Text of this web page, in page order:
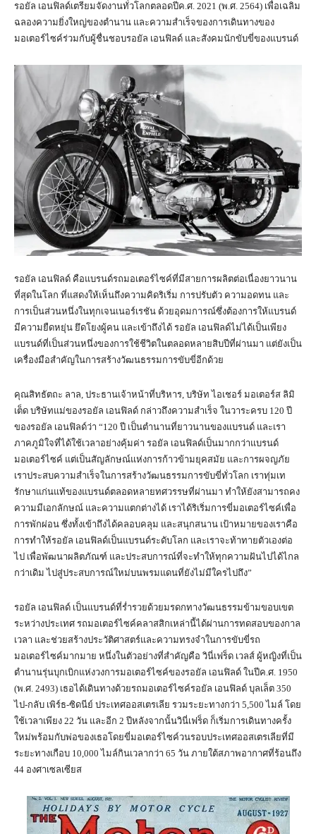
รอยัล เอนฟิลด์เตรียมจัดงานทั่วโลกตลอดปีค.ศ. 2021 (พ.ศ. 2564) เพื่อเฉลิม
ฉลองความยิ่งใหญ่ของตำนาน และความสำเร็จของการเดินทางของ
มอเตอร์ไซค์ร่วมกับผู้ชื่นชอบรอยัล เอนฟิลด์ และสังคมนักขับขี่ของแบรนด์
รอยัล เอนฟิลด์ คือแบรนด์รถมอเตอร์ไซค์ที่มีสายการผลิตต่อเนื่องยาวนาน
ที่สุดในโลก ที่แสดงให้เห็นถึงความคิดริเริ่ม การปรับตัว ความอดทน และ
การเป็นส่วนหนึ่งในทุกเจนเนอร์เรชัน ด้วยอุดมการณ์ซึ่งต้องการให้แบรนด์
มีความยืดหยุ่น ยึดโยงผู้คน และเข้าถึงได้ รอยัล เอนฟิลด์ไม่ได้เป็นเพียง
แบรนด์ที่เป็นส่วนหนึ่งของการใช้ชีวิตในตลอดหลายสิบปีที่ผ่านมา แต่ยังเป็น
เครื่องมือสำคัญในการสร้างวัฒนธรรมการขับขี่อีกด้วย
คุณสิทธัตถะ ลาล, ประธานเจ้าหน้าที่บริหาร, บริษัท ไอเชอร์ มอเตอร์ส ลิมิ
เต็ด บริษัทแม่ของรอยัล เอนฟิลด์ กล่าวถึงความสำเร็จ ในวาระครบ 120 ปี
ของรอยัล เอนฟิลด์ว่า “120 ปี เป็นตำนานที่ยาวนานของแบรนด์ และเรา
ภาคภูมิใจที่ได้ใช้เวลาอย่างคุ้มค่า รอยัล เอนฟิลด์เป็นมากกว่าแบรนด์
มอเตอร์ไซค์ แต่เป็นสัญลักษณ์แห่งการก้าวข้ามยุคสมัย และการผจญภัย
เราประสบความสำเร็จในการสร้างวัฒนธรรมการขับขี่ทั่วโลก เราทุ่มเท
รักษาแก่นแท้ของแบรนด์ตลอดหลายทศวรรษที่ผ่านมา ทำให้ยังสามารถคง
ความมีเอกลักษณ์ และความแตกต่างได้ เราได้ริเริ่มการขี่มอเตอร์ไซค์เพื่อ
การพักผ่อน ซึ่งทั้งเข้าถึงได้คลอบคลุม และสนุกสนาน เป้าหมายของเราคือ
การทำให้รอยัล เอนฟิลด์เป็นแบรนด์ระดับโลก และเราจะท้าทายตัวเองต่อ
ไป เพื่อพัฒนาผลิตภัณฑ์ และประสบการณ์ที่จะทำให้ทุกความฝันไปได้ไกล
กว่าเดิม ไปสู่ประสบการณ์ใหม่บนพรมแดนที่ยังไม่มีใครไปถึง”
รอยัล เอนฟิลด์ เป็นแบรนด์ที่ร่ำรวยด้วยมรดกทางวัฒนธรรมข้ามขอบเขต
ระหว่างประเทศ รถมอเตอร์ไซค์คลาสสิกเหล่านี้ได้ผ่านการทดสอบของกาล
เวลา และช่วยสร้างประวัติศาสตร์และความทรงจำในการขับขี่รถ
มอเตอร์ไซค์มากมาย หนึ่งในตัวอย่างที่สำคัญคือ วินี่เฟร็ด เวลส์ ผู้หญิงที่เป็น
ตำนานรุ่นบุกเบิกแห่งวงการมอเตอร์ไซค์ของรอยัล เอนฟิลด์ ในปีค.ศ. 1950
(พ.ศ. 2493) เธอได้เดินทางด้วยรถมอเตอร์ไซค์รอยัล เอนฟิลด์ บุลเล็ต 350
ไป-กลับ เพิร์ธ-ซิดนีย์ ประเทศออสเตรเลีย รวมระยะทางกว่า 5,500 ไมล์ โดย
ใช้เวลาเพียง 22 วัน และอีก 2 ปีหลังจากนั้นวินี่เฟร็ด ก็เริ่มการเดินทางครั้ง
ใหม่พร้อมกับพ่อของเธอโดยขี่มอเตอร์ไซค์วนรอบประเทศออสเตรเลียที่มี
ระยะทางเกือบ 10,000 ไมล์กินเวลากว่า 65 วัน ภายใต้สภาพอากาศที่ร้อนถึง
44 องศาเซลเซียส